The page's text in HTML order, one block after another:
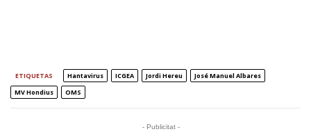
ETIQUETAS Hantavirus ICGEA Jordi Hereu
José Manuel Albares
MV Hondius
OMS
- Publicitat -